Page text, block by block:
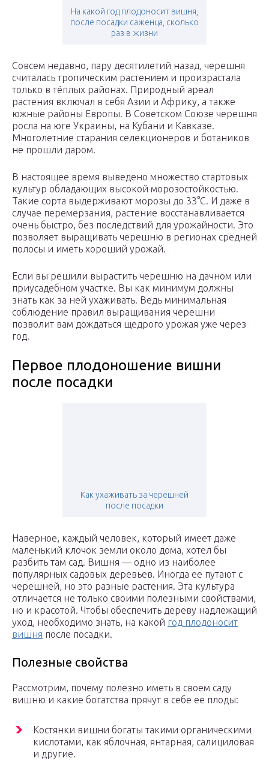
На какой год плодоносит вишня,
после посадки саженца, сколько
раз в жизни
Совсем недавно, пару десятилетий назад, черешня
считалась тропическим растением и произрастала
только в тёплых районах. Природный ареал
растения включал в себя Азии и Африку, а также
южные районы Европы. В Советском Союзе черешня
росла на юге Украины, на Кубани и Кавказе.
Многолетние старания селекционеров и ботаников
не прошли даром.
В настоящее время выведено множество стартовых
культур обладающих высокой морозостойкостью.
Такие сорта выдерживают морозы до 33°С. И даже в
случае перемерзания, растение восстанавливается
очень быстро, без последствий для урожайности. Это
позволяет выращивать черешню в регионах средней
полосы и иметь хороший урожай.
Если вы решили вырастить черешню на дачном или
приусадебном участке. Вы как минимум должны
знать как за ней ухаживать. Ведь минимальная
соблюдение правил выращивания черешни
позволит вам дождаться щедрого урожая уже через
год.
Первое плодоношение вишни
после посадки
Как ухаживать за черешней
после посадки
Наверное, каждый человек, который имеет даже
маленький клочок земли около дома, хотел бы
разбить там сад. Вишня — одно из наиболее
популярных садовых деревьев. Иногда ее путают с
черешней, но это разные растения. Эта культура
отличается не только своими полезными свойствами,
но и красотой. Чтобы обеспечить дереву надлежащий
уход, необходимо знать, на какой год плодоносит
вишня после посадки.
Полезные свойства
Рассмотрим, почему полезно иметь в своем саду
вишню и какие богатства прячут в себе ее плоды:
Костянки вишни богаты такими органическими
кислотами, как яблочная, янтарная, салициловая
и другие.